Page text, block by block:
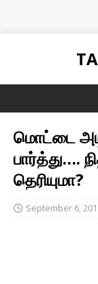
மொட்டை
பார்த்து….
தெரியுமா?
September 6,